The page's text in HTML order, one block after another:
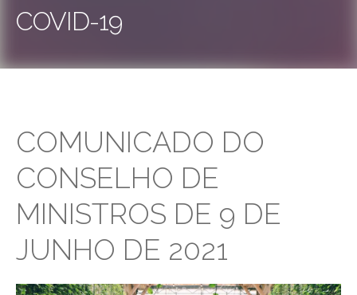
COVID-19
COMUNICADO DO
CONSELHO DE
MINISTROS DE 9 DE
JUNHO DE 2021